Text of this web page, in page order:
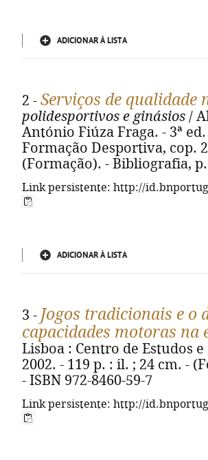
ADICIONAR À LISTA
2 - Serviços de qualidade
polidesportivos e ginásios /
António Fiúza Fraga. - 3ª
Formação Desportiva, cop.
(Formação). - Bibliografia, p.
Link persistente: http://
ADICIONAR À LISTA
3 - Jogos tradicionais e o
capacidades motoras na
Lisboa : Centro de Estudos
2002. - 119 p. : il. ; 24 cm. -
- ISBN 972-8460-59-7
Link persistente: http://